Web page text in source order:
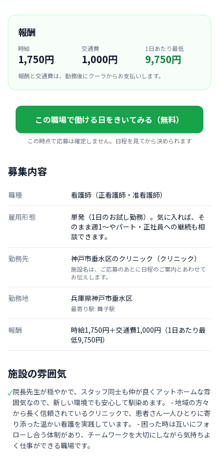
報酬
時給
1,750円
交通費
1,000円
1日あたり最低
9,750円
報酬と交通費は、勤務後にクーラからお支払いします。
この職場で働ける日をきいてみる（無料）
この時点で応募は確定しません。日程を見てから決められます
募集内容
職種 看護師（正看護師・准看護師）
雇用形態
単発（1日のお試し勤務）。気に入れば、そ
のまま週1〜やパート・正社員への継続も相
談できます。
勤務先 神戸市垂水区のクリニック（クリニック）
施設名は、ご応募のあとに日程のご案内とあわせて
お伝えします。
勤務地 兵庫県神戸市垂水区
最寄り駅: 舞子駅
報酬
時給1,750円＋交通費1,000円（1日あたり最
低9,750円）
施設の雰囲気
✓院長先生が穏やかで、スタッフ同士も仲が良くアットホームな雰
囲気なので、新しい環境でも安心して馴染めます。 - 地域の方々
から長く信頼されているクリニックで、患者さん一人ひとりに寄
り添った温かい看護を実践しています。 - 困った時は互いにフォ
ローし合う体制があり、チームワークを大切にしながら気持ちよ
く仕事ができる職場です。